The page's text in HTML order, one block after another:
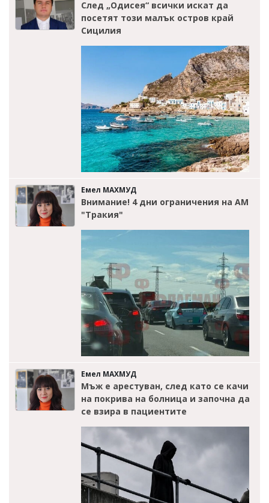
След „Одисея“ всички искат да
посетят този малък остров край
Сицилия
Емел МАХМУД
Внимание! 4 дни ограничения на АМ
"Тракия"
Емел МАХМУД
Мъж е арестуван, след като се качи
на покрива на болница и започна да
се взира в пациентите